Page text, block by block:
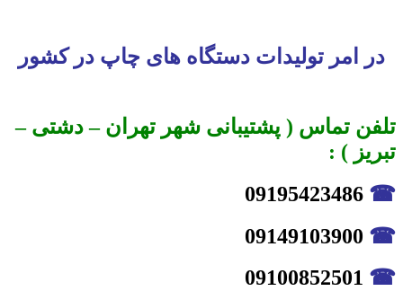
در امر تولیدات دستگاه های چاپ در کشور
تلفن تماس ( پشتیبانی شهر تهران – دشتی –
تبریز ) :
☎
☎
☎